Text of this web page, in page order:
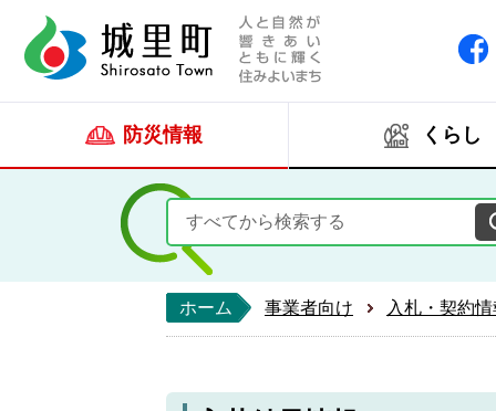
防災情報 くらし
ホーム 事業者向け 入札・契約